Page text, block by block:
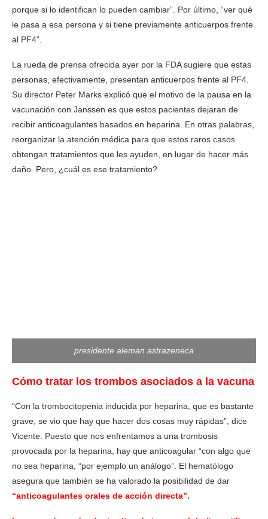
porque si lo identifican lo pueden cambiar”. Por último, “ver qué
le pasa a esa persona y si tiene previamente anticuerpos frente
al PF4”.
La rueda de prensa ofrecida ayer por la FDA sugiere que estas
personas, efectivamente, presentan anticuerpos frente al PF4.
Su director Peter Marks explicó que el motivo de la pausa en la
vacunación con Janssen es que estos pacientes dejaran de
recibir anticoagulantes basados en heparina. En otras palabras,
reorganizar la atención médica para que estos raros casos
obtengan tratamientos que les ayuden, en lugar de hacer más
daño. Pero, ¿cuál es ese tratamiento?
presidente aleman astrazeneca
Cómo tratar los trombos asociados a la vacuna
“Con la trombocitopenia inducida por heparina, que es bastante
grave, se vio que hay que hacer dos cosas muy rápidas”, dice
Vicente. Puesto que nos enfrentamos a una trombosis
provocada por la heparina, hay que anticoagular “con algo que
no sea heparina, “por ejemplo un análogo”. El hematólogo
asegura que también se ha valorado la posibilidad de dar
“anticoagulantes orales de acción directa”.